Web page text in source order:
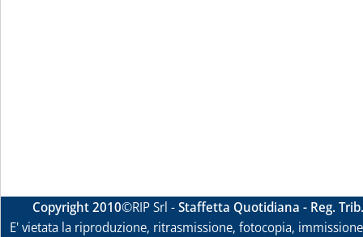
Copyright 2010©RIP Srl -Staffetta Quotidiana - Reg.
E' vietata la riproduzione, ritrasmissione, fotocopia,